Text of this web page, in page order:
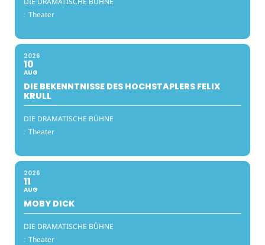
: Theater
2026
10
AUG
DIE BEKENNTNISSE DES HOCHSTAPLERS FELIX
KRULL
DIE DRAMATISCHE BÜHNE
: Theater
2026
11
AUG
MOBY DICK
DIE DRAMATISCHE BÜHNE
: Theater